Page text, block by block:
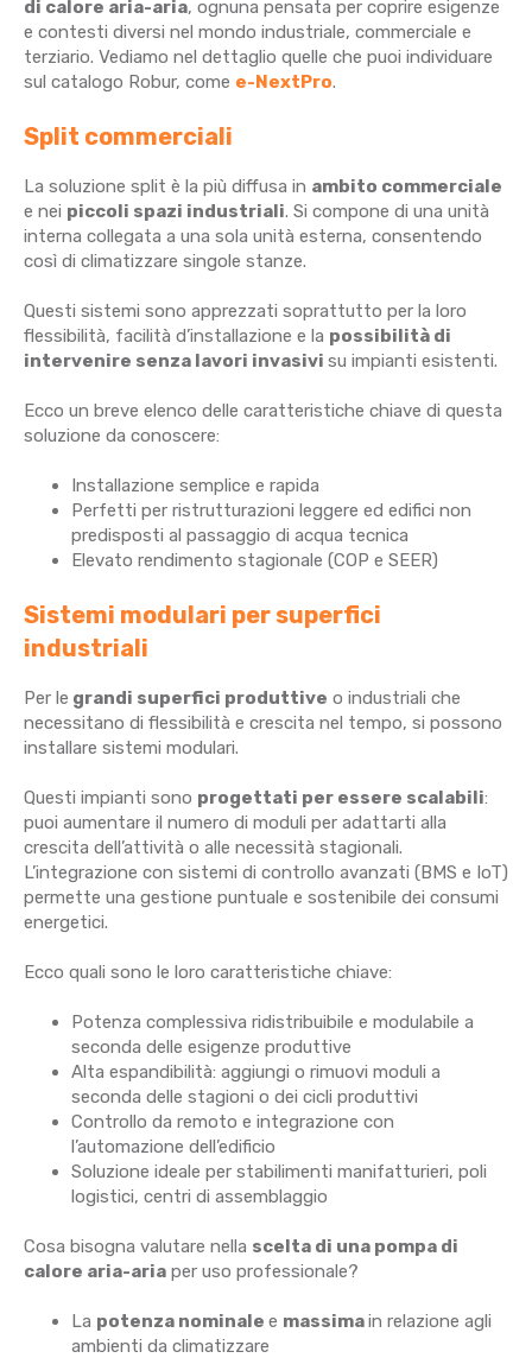
di calore aria-aria, ognuna pensata per coprire esigenze
e contesti diversi nel mondo industriale, commerciale e
terziario. Vediamo nel dettaglio quelle che puoi individuare
sul catalogo Robur, come e-NextPro.
Split commerciali
La soluzione split è la più diffusa in ambito commerciale
e nei piccoli spazi industriali. Si compone di una unità
interna collegata a una sola unità esterna, consentendo
così di climatizzare singole stanze.
Questi sistemi sono apprezzati soprattutto per la loro
flessibilità, facilità d’installazione e la possibilità di
intervenire senza lavori invasivi su impianti esistenti.
Ecco un breve elenco delle caratteristiche chiave di questa
soluzione da conoscere:
Installazione semplice e rapida
Perfetti per ristrutturazioni leggere ed edifici non
predisposti al passaggio di acqua tecnica
Elevato rendimento stagionale (COP e SEER)
Sistemi modulari per superfici
industriali
Per le grandi superfici produttive o industriali che
necessitano di flessibilità e crescita nel tempo, si possono
installare sistemi modulari.
Questi impianti sono progettati per essere scalabili:
puoi aumentare il numero di moduli per adattarti alla
crescita dell’attività o alle necessità stagionali.
L’integrazione con sistemi di controllo avanzati (BMS e IoT)
permette una gestione puntuale e sostenibile dei consumi
energetici.
Ecco quali sono le loro caratteristiche chiave:
Potenza complessiva ridistribuibile e modulabile a
seconda delle esigenze produttive
Alta espandibilità: aggiungi o rimuovi moduli a
seconda delle stagioni o dei cicli produttivi
Controllo da remoto e integrazione con
l’automazione dell’edificio
Soluzione ideale per stabilimenti manifatturieri, poli
logistici, centri di assemblaggio
Cosa bisogna valutare nella scelta di una pompa di
calore aria-aria per uso professionale?
La potenza nominale e massimain relazione agli
ambienti da climatizzare